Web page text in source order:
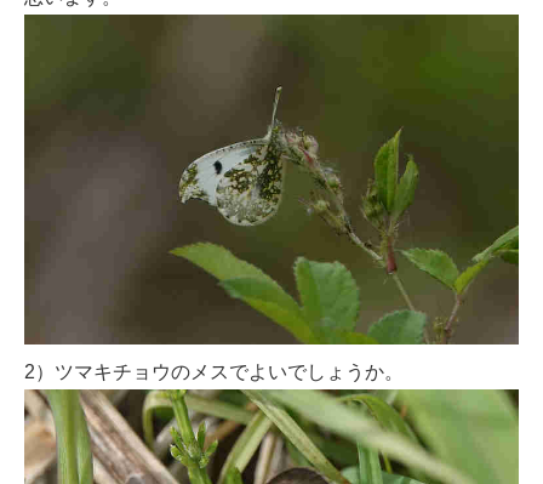
2）ツマキチョウのメスでよいでしょうか。